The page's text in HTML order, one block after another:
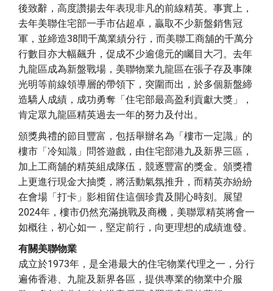
後致辭，高度讚揚去年表現非凡的前線精英。事實上，
去年美聯住宅部一手市佔超卓，贏取不少新盤銷售冠
軍，並締造38間千萬業績分行，而美聯工商舖的千萬分
行數目亦大幅飆升，促成不少逾億元的矚目大刁。去年
九龍區成為新盤戰場，美聯物業九龍區在張子存及事陳
光明等前線領導層的帶領下，突圍而出，於多個新盤締
造驕人成績，成功勇奪「住宅部最高盈利貢獻大獎」，
肯定眾九龍區精英過去一年的努力及付出。
頒獎典禮的節目豐富，包括舉辦名為「樓市一定識」的
樓市「冷知識」問答遊戲，由住宅部港九及新界三區，
加上工商舖的精英組成隊伍，競逐豐富的獎金。頒獎禮
上更進行現金大抽獎，將活動氣氛推升，而精英亦紛紛
在會場「打卡」影相留住這個珍貴及開心時刻。展望
2024年，樓市仍然充滿挑戰及商機，美聯眾精英將會一
如概往，初心如一，堅定前行，向更理想的成績進發。
有關美聯物業
成立於1973年，是全港最大的住宅物業代理之一，分行
遍佈香港、九龍及新界各區，提供專業的物業中介服